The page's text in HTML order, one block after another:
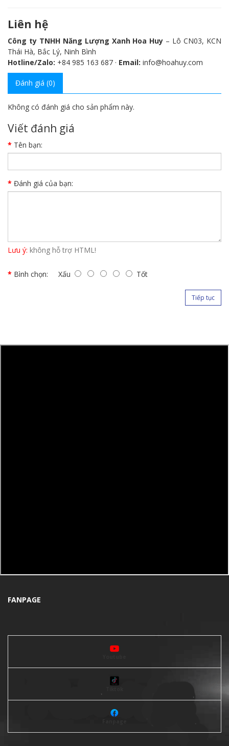
Liên hệ
Công ty TNHH Năng Lượng Xanh Hoa Huy – Lô CN03, KCN
Thái Hà, Bắc Lý, Ninh Bình
Hotline/Zalo: +84 985 163 687 · Email: info@hoahuy.com
Đánh giá (0)
Không có đánh giá cho sản phẩm này.
Viết đánh giá
Tên bạn:
Đánh giá của bạn:
Lưu ý: không hỗ trợ HTML!
Bình chọn: Xấu Tốt
Tiếp tục
FANPAGE